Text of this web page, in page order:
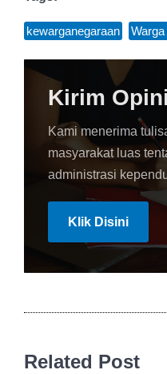
kewarganegaraan
Kirim
Kami menerima
masyarakat luas
administrasi
Klik Disini
Related Post